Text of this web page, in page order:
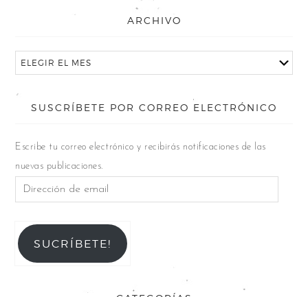
ARCHIVO
SUSCRÍBETE POR CORREO ELECTRÓNICO
Escribe tu correo electrónico y recibirás notificaciones de las
nuevas publicaciones.
SUCRÍBETE!